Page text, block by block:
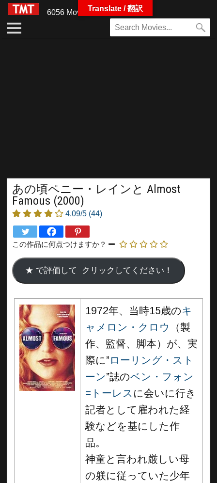
6056 Movies
あの頃ペニー・レインと Almost
Famous (2000)
4.09/5 (44)
この作品に何点つけますか？
1972年、当時15歳のキ
ャメロン・クロウ
（製
作、監督、脚本）が、実
際に” ローリング・スト
ーン”誌のベン・フォン
=トーレス に会いに行き
記者として雇われた経
験などを基にした作
品。
神童と言われ厳しい母
の躾に従っていた少年
Translate / 翻訳